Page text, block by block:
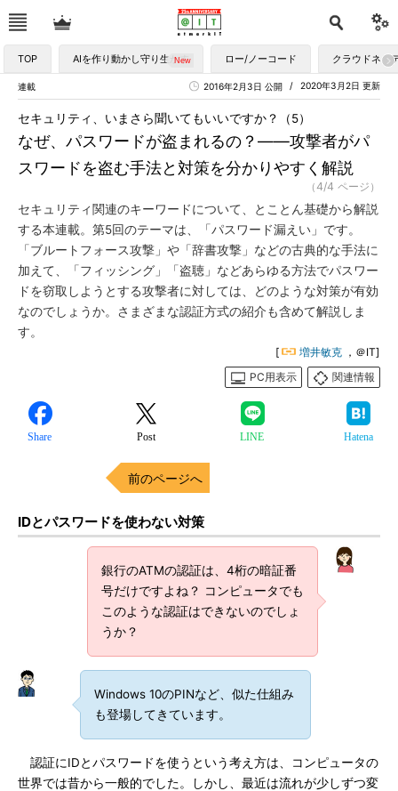
TOP AIを作り動かし守り生かす ロー/ノーコード クラウドネイ
連載 2020年3月2日 更新
2016年2月3日 公開
なぜ、パスワードが盗まれるの？――攻撃者がパ
スワードを盗む手法と対策を分かりやすく解説
セキュリティ、いまさら聞いてもいいですか？（5）
（4/4 ページ）
セキュリティ関連のキーワードについて、とことん基礎から解説
する本連載。第5回のテーマは、「パスワード漏えい」です。
「ブルートフォース攻撃」や「辞書攻撃」などの古典的な手法に
加えて、「フィッシング」「盗聴」などあらゆる方法でパスワー
ドを窃取しようとする攻撃者に対しては、どのような対策が有効
なのでしょうか。さまざまな認証方式の紹介も含めて解説しま
す。
[ 増井敏克 ，＠IT]
PC用表示
関連情報
Share Post LINE Hatena
前のページへ
IDとパスワードを使わない対策
銀行のATMの認証は、4桁の暗証番
号だけですよね？ コンピュータでも
このような認証はできないのでしょ
うか？
Windows 10のPINなど、似た仕組み
も登場してきています。
認証にIDとパスワードを使うという考え方は、コンピュータの
世界では昔から一般的でした。しかし、最近は流れが少しずつ変